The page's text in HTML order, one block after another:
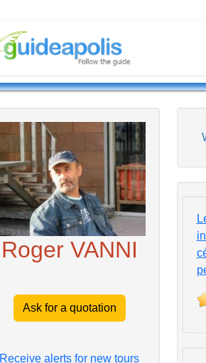
Roger VANNI
Ask for a quotation
Receive alerts for new tours